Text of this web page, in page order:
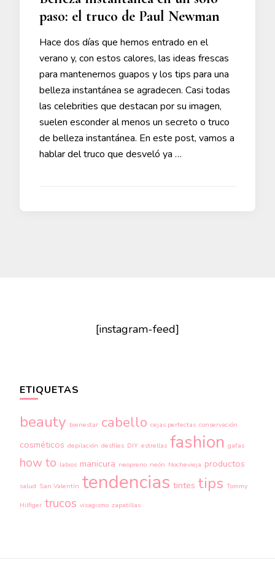
paso: el truco de Paul Newman
Hace dos días que hemos entrado en el
verano y, con estos calores, las ideas frescas
para mantenernos guapos y los tips para una
belleza instantánea se agradecen. Casi todas
las celebrities que destacan por su imagen,
suelen esconder al menos un secreto o truco
de belleza instantánea. En este post, vamos a
hablar del truco que desveló ya …
[instagram-feed]
ETIQUETAS
beauty bienestar cabello cejas perfectas conservación
cosméticos depilación desfiles DIY estrellas fashion gafas
how to labios manicura neopreno neón Nochevieja productos
salud San Valentín tendencias tintes tips Tommy
Hilfiger trucos visagismo zapatillas